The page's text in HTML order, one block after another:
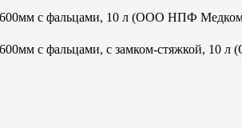
с фальцами, 10 л (ООО НПФ
с фальцами, с замком-стяжкой,